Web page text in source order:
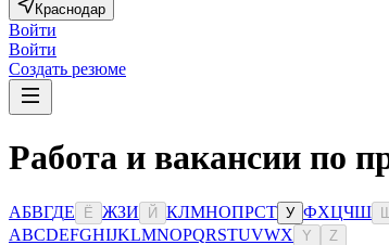
Краснодар
Войти
Войти
Создать резюме
Работа и вакансии по
АБВГДЕ Ё ЖЗИ Й КЛМНОПРСТ У ФХЦЧШ
ABCDEFGHIJKLMNOPQRSTUVWX Y Z